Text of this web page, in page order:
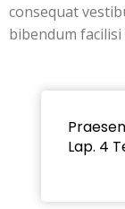
consequat
bibendum
Lap. 4